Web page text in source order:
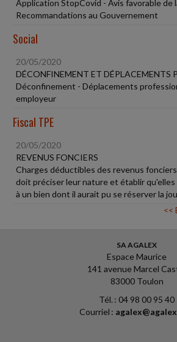
Application StopCovid - Avis favorable de
Recommandations au Gouvernement
Social
20/05/2020
DÉCONFINEMENT ET DÉPLACEMENTS
Déconfinement - Déplacements
employeur
Fiscal TPE
20/05/2020
REVENUS FONCIERS
Charges déductibles des revenus
doit préciser leur nature et établir
à un bien dont il aurait pu se réserver la
<<
SA AGALEX
Espace Maurice
141 avenue Marcel
83000 Toulon
Tél. : 04 98 00 95 40
Courriel :